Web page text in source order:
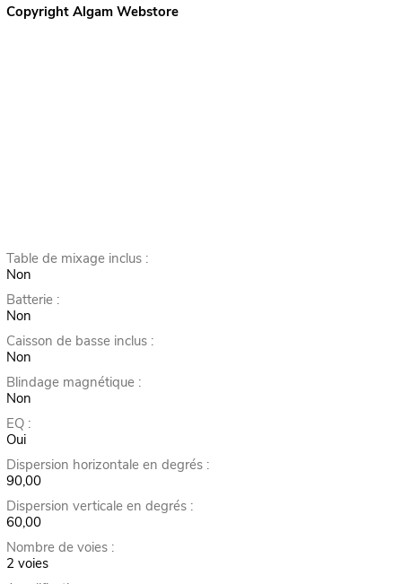
Copyright Algam Webstore
Table de mixage inclus :
Non
Batterie :
Non
Caisson de basse inclus :
Non
Blindage magnétique :
Non
EQ :
Oui
Dispersion horizontale en degrés :
90,00
Dispersion verticale en degrés :
60,00
Nombre de voies :
2 voies